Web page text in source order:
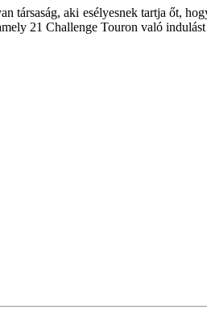
aki esélyesnek tartja őt,
21 Challenge Touron való